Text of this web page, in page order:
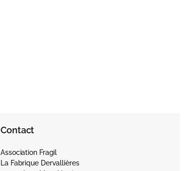
Contact
Association Fragil
La Fabrique Dervallières